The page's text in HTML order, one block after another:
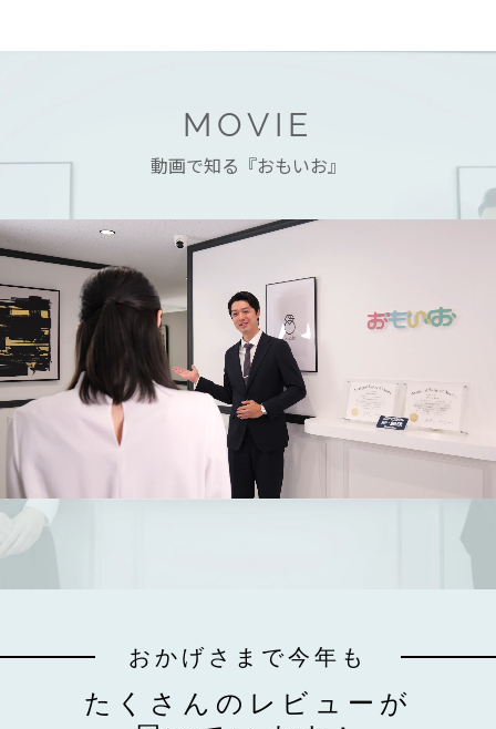
MOVIE
動画で知る『おもいお』
おかげさまで今年も
たくさんのレビューが